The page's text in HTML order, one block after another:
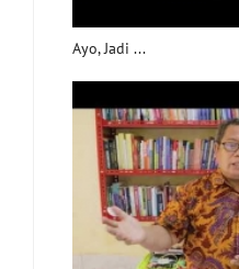
Ayo, Jadi ...